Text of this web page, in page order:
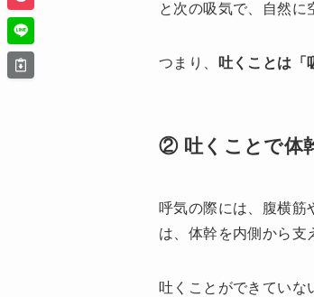
と次の吸気で、自然に
つまり、 吐くことは「
② 吐くことで体
呼気の際には、腹横筋
は、体幹を内側から支
吐くことができていな